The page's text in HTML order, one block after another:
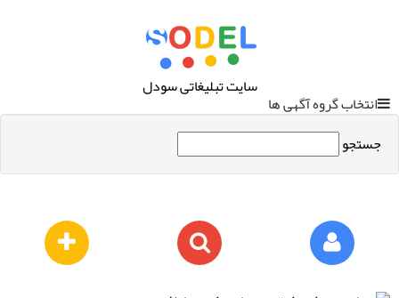
سایت تبلیغاتی سودل
انتخاب گروه آگهی ها
جستجو